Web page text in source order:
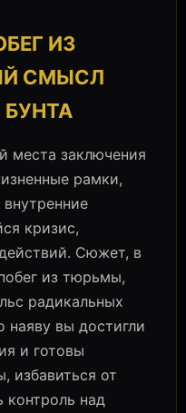
ИЗ
СМЫСЛ
места заключения
рамки,
внутренние
кризис,
Сюжет, в
из тюрьмы,
радикальных
наяву вы достигли
и готовы
избавиться от
контроль над